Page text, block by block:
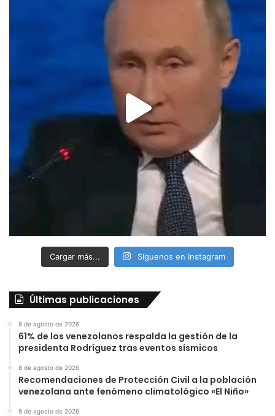
Cargar más... Síguenos en Instagram
Últimas publicaciones
8 de agosto de 2026
61% de los venezolanos respalda la gestión de la
presidenta Rodríguez tras eventos sísmicos
8 de agosto de 2026
Recomendaciones de Protección Civil a la población
venezolana ante fenómeno climatológico «El Niño»
8 de agosto de 2026